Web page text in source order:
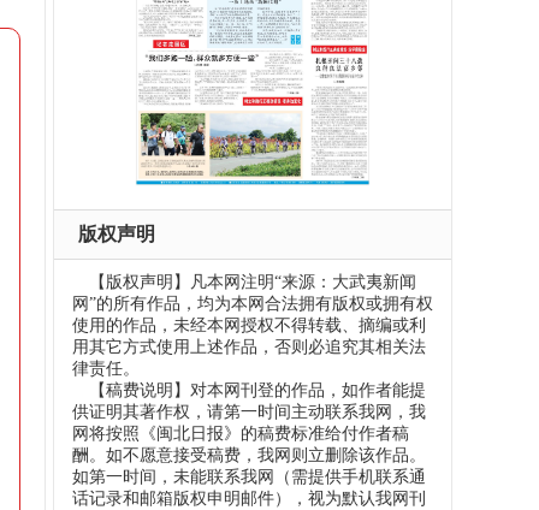
版权声明
【版权声明】凡本网注明“来源：大武夷新闻
网”的所有作品，均为本网合法拥有版权或拥有权
使用的作品，未经本网授权不得转载、摘编或利
用其它方式使用上述作品，否则必追究其相关法
律责任。
【稿费说明】对本网刊登的作品，如作者能提
供证明其著作权，请第一时间主动联系我网，我
网将按照《闽北日报》的稿费标准给付作者稿
酬。如不愿意接受稿费，我网则立删除该作品。
如第一时间，未能联系我网（需提供手机联系通
话记录和邮箱版权申明邮件），视为默认我网刊